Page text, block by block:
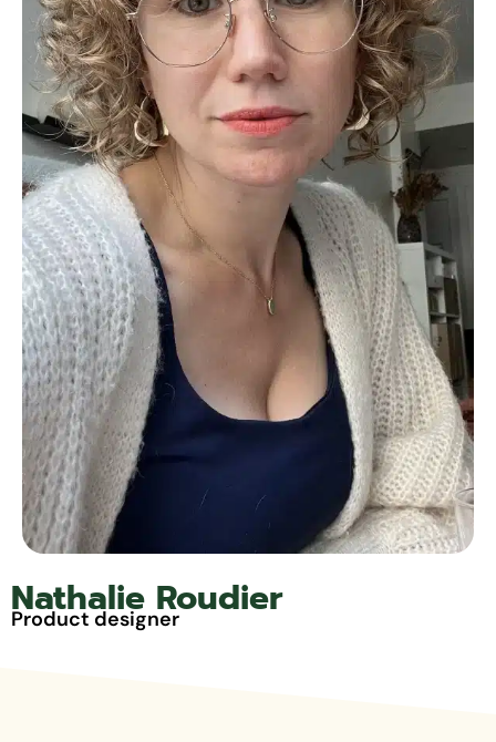
Nathalie Roudier
Product designer